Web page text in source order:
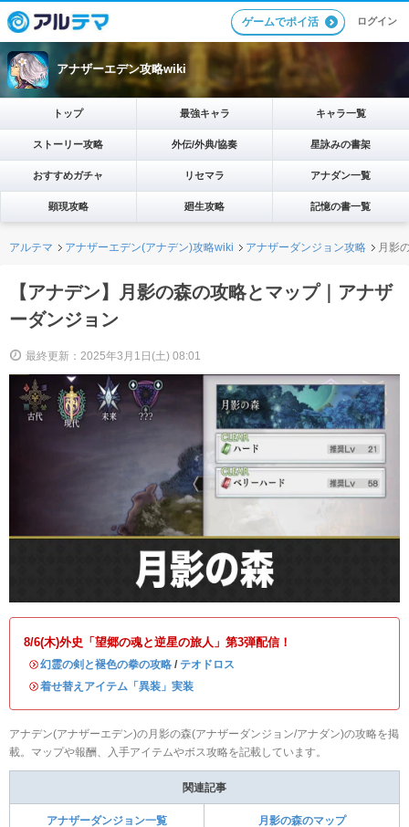
ゲームでポイ活 ログイン
アナザーエデン攻略wiki
トップ 最強キャラ キャラ一覧
ストーリー攻略 外伝/外典/協奏 星詠みの書架
おすすめガチャ リセマラ アナダン一覧
顕現攻略 廻生攻略 記憶の書一覧
アルテマ アナザーエデン(アナデン)攻略wiki アナザーダンジョン攻略 月影
【アナデン】月影の森の攻略とマップ｜アナザ
ーダンジョン
最終更新：2025年3月1日(土) 08:01
8/6(木)外史「望郷の魂と逆星の旅人」第3弾配信！
・幻霊の剣と褪色の拳の攻略 / テオドロス
・着せ替えアイテム「異装」実装
アナデン(アナザーエデン)の月影の森(アナザーダンジョン/アナダン)の攻略を掲
載。マップや報酬、入手アイテムやボス攻略を記載しています。
関連記事
アナザーダンジョン一覧 月影の森のマップ